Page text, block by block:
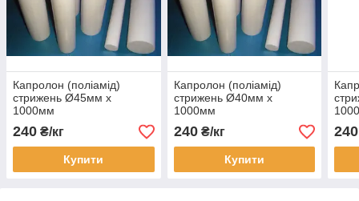
Капролон (поліамід)
стрижень Ø45мм х
1000мм
240 ₴/кг
Купити
Капролон (поліамід)
стрижень Ø40мм х
1000мм
240₴/кг
Купити
240